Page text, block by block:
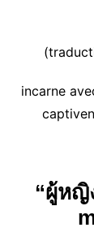
incarne
“ผู้หญิ